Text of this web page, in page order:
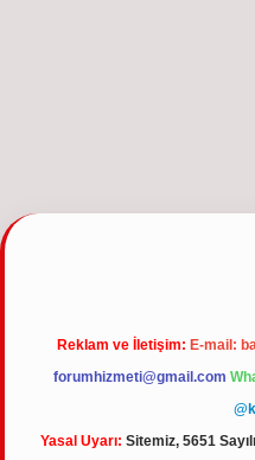
Reklam ve İletişim: E-mail:
forumhizmeti@gmail.com
Yasal Uyarı: Sitemiz, 5651